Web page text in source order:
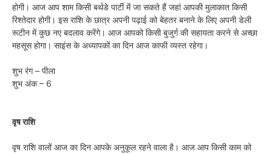
होगी। आज आप शाम किसी बर्थडे पार्टी में जा सकते हैं जहां आपकी मुलाकात किसी
रिश्तेदार होगी। इस राशि के छात्र अपनी पढ़ाई को बेहतर बनाने के लिए अपनी डेली
रूटीन में कुछ नए बदलाव करेंगे। आज आपको किसी बुजुर्ग की सहायता करने से अच्छा
महसूस होगा। साइंस के अध्यापकों का दिन आज काफी व्यस्त रहेगा।
शुभ रंग – पीला
शुभ अंक – 6
वृष राशि
वृष राशि वालों आज का दिन आपके अनुकूल रहने वाला है। आज आप किसी काम को